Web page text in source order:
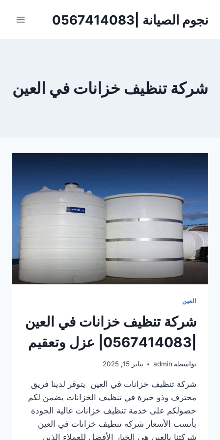
نجوم الصيانة |0567414083
شركة تنظيف خزانات في العين
العين
شركة تنظيف خزانات في العين
بواسطة admin يناير 15, 2025
شركة تنظيف خزانات في العين يتوفر لدينا فريق
محترف وذو خبرة في تنظيف الخزانات يضمن لكم
حصولكم على خدمة تنظيف خزانات عالية الجودة
بأنسب الأسعار شركة تنظيف خزانات في العين
شركتنا بالعين هي الخيار الأفضل للعملاء الذين